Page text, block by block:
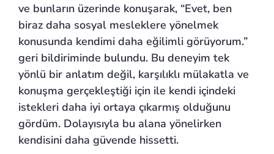
ve bunların üzerinde konuşarak, “Evet, ben
biraz daha sosyal mesleklere yönelmek
konusunda kendimi daha eğilimli görüyorum.”
geri bildiriminde bulundu. Bu deneyim tek
yönlü bir anlatım değil, karşılıklı mülakatla ve
konuşma gerçekleştiği için ile kendi içindeki
istekleri daha iyi ortaya çıkarmış olduğunu
gördüm. Dolayısıyla bu alana yönelirken
kendisini daha güvende hissetti.